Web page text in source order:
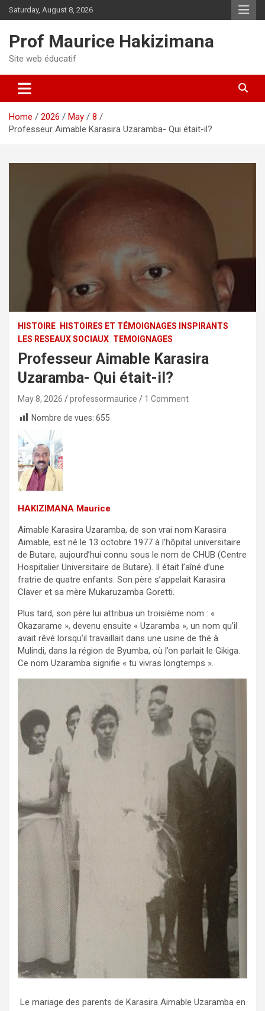
Skip
to
Saturday, August 8, 2026
Prof Maurice Hakizimana
Site web éducatif
Home 2026 May
8
Professeur Aimable Karasira Uzaramba- Qui était-il?
HISTOIRE
HISTOIRES ET TÉMOIGNAGES INSPIRANTS
LES RESEAUX SOCIAUX TEMOIGNAGES
Professeur Aimable Karasira
Uzaramba- Qui était-il?
May 8, 2026 professormaurice
1 Comment
Nombre de vues: 655
HAKIZIMANA Maurice
Aimable Karasira Uzaramba, de son vrai nom Karasira
Aimable, est né le 13 octobre 1977 à l’hôpital universitaire
de Butare, aujourd’hui connu sous le nom de CHUB (Centre
Hospitalier Universitaire de Butare). Il était l’aîné d’une
fratrie de quatre enfants. Son père s’appelait Karasira
Claver et sa mère Mukaruzamba Goretti.
Plus tard, son père lui attribua un troisième nom : «
Okazarame », devenu ensuite « Uzaramba », un nom qu’il
avait rêvé lorsqu’il travaillait dans une usine de thé à
Mulindi, dans la région de Byumba, où l’on parlait le Gikiga.
Ce nom Uzaramba signifie « tu vivras longtemps ».
Le mariage des parents de Karasira Aimable Uzaramba en